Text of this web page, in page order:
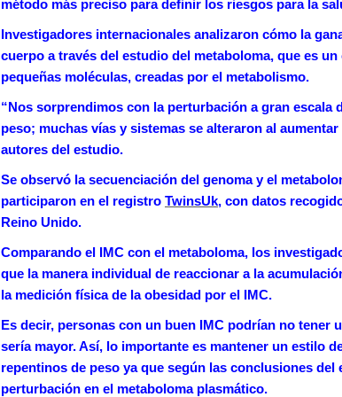
método más preciso para definir los riesgos para la
Investigadores internacionales analizaron cómo la
cuerpo a través del estudio del metaboloma, que es
pequeñas moléculas, creadas por el metabolismo.
“Nos sorprendimos con la perturbación a gran escala
peso; muchas vías y sistemas se alteraron al
autores del estudio.
Se observó la secuenciación del genoma y el
participaron en el registro TwinsUk, con datos
Reino Unido.
Comparando el IMC con el metaboloma, los
que la manera individual de reaccionar a la
la medición física de la obesidad por el IMC.
Es decir, personas con un buen IMC podrían no tener
sería mayor. Así, lo importante es mantener un estilo
repentinos de peso ya que según las conclusiones
perturbación en el metaboloma plasmático.